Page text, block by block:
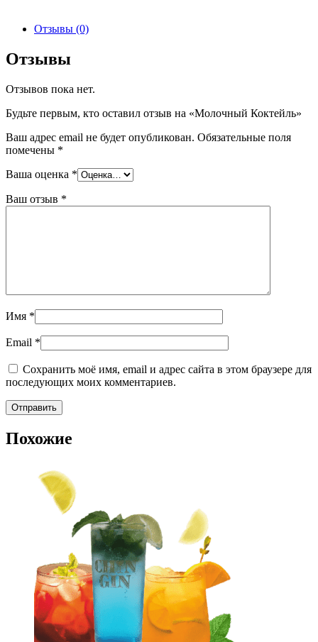
Отзывы (0)
Отзывы
Отзывов пока нет.
Будьте первым, кто оставил отзыв на «Молочный Коктейль»
Ваш адрес email не будет опубликован. Обязательные поля
помечены *
Ваша оценка *
Ваш отзыв *
Имя *
Email *
Сохранить моё имя, email и адрес сайта в этом браузере для
последующих моих комментариев.
Похожие